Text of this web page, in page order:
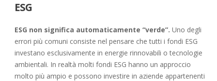
ESG
ESG non significa automaticamente “verde”. Uno degli
errori più comuni consiste nel pensare che tutti i fondi ESG
investano esclusivamente in energie rinnovabili o tecnologie
ambientali. In realtà molti fondi ESG hanno un approccio
molto più ampio e possono investire in aziende appartenenti